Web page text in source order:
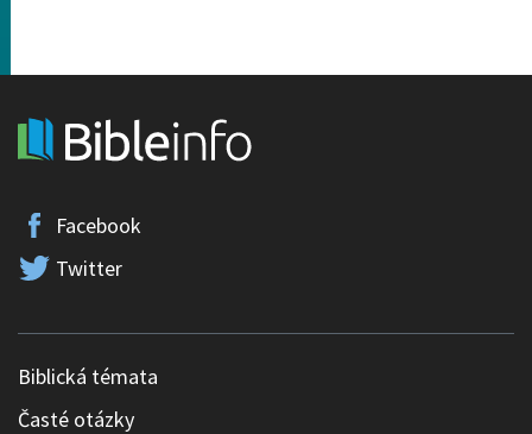
Facebook
Twitter
Biblická témata
Časté otázky